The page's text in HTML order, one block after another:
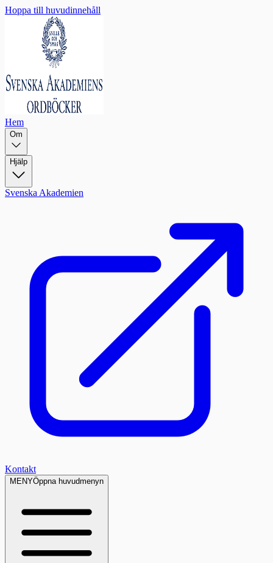
Hoppa till huvudinnehåll
Hem
Om
Hjälp
Svenska Akademien
Kontakt
MENYÖppna huvudmenyn